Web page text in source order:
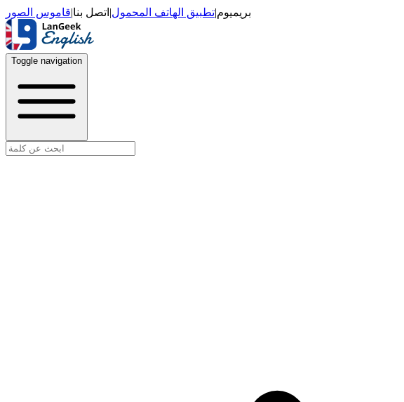
بريميوم|تطبيق الهاتف المحمول| اتصل بنا|قاموس الصور
Toggle navigation